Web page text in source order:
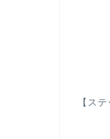
【ス